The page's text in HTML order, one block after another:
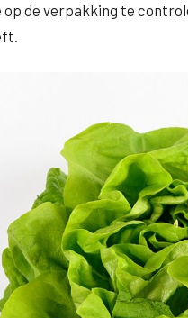
de verpakking te